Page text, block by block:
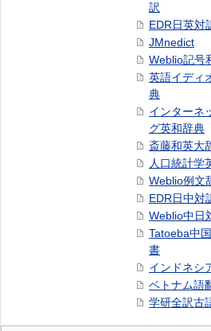
訳
EDR日英対
JMnedict
Weblio記号
英語イディ
典
インターネ
グ英和辞典
斎藤和英大
人口統計学
Weblio例文
EDR日中対
Weblio中日
Tatoeba中
書
インドネシ
ベトナム語
学研全訳古